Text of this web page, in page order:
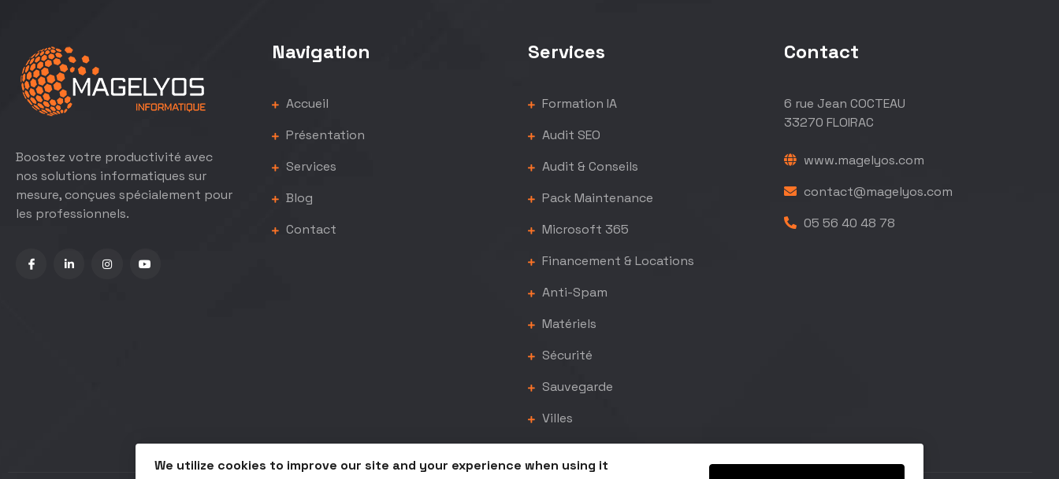
Boostez votre productivité avec
nos solutions informatiques sur
mesure, conçues spécialement pour
les professionnels.
Navigation
Accueil
Présentation
Services
Blog
Contact
Services
Formation IA
Audit SEO
Audit & Conseils
Pack Maintenance
Microsoft 365
Financement & Locations
Anti-Spam
Matériels
Sécurité
Sauvegarde
Villes
Contact
6 rue Jean COCTEAU
33270 FLOIRAC
www.magelyos.com
contact@magelyos.com
05 56 40 48 78
We utilize cookies to improve our site and your experience when using it